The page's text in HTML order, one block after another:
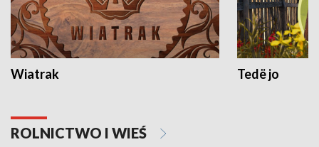
Wiatrak Tedë jo
ROLNICTWO I WIEŚ